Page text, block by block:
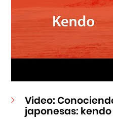
Video:
japonesas: kendo